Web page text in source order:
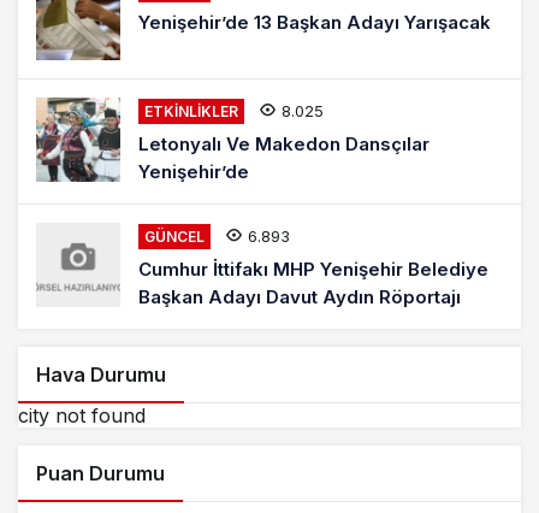
Yenişehir’de 13 Başkan Adayı Yarışacak
ETKINLIKLER 8.025
Letonyalı Ve Makedon Dansçılar
Yenişehir’de
GÜNCEL 6.893
Cumhur İttifakı MHP Yenişehir Belediye
Başkan Adayı Davut Aydın Röportajı
Hava Durumu
city not found
Puan Durumu